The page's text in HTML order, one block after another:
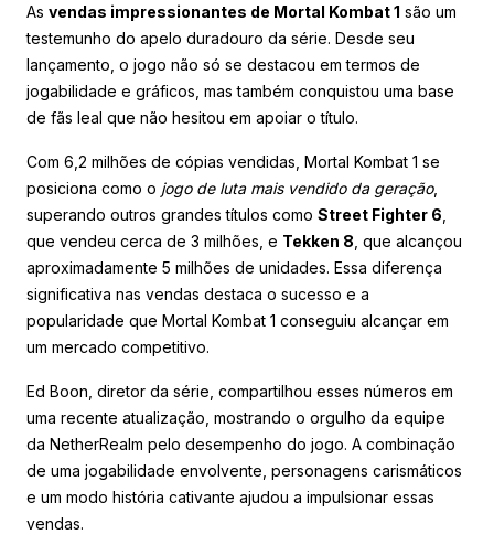
As vendas impressionantes de Mortal Kombat 1 são um
testemunho do apelo duradouro da série. Desde seu
lançamento, o jogo não só se destacou em termos de
jogabilidade e gráficos, mas também conquistou uma base
de fãs leal que não hesitou em apoiar o título.
Com 6,2 milhões de cópias vendidas, Mortal Kombat 1 se
posiciona como o jogo de luta mais vendido da geração,
superando outros grandes títulos como Street Fighter 6
que vendeu cerca de 3 milhões, e Tekken 8 , que alcançou
aproximadamente 5 milhões de unidades. Essa diferença
significativa nas vendas destaca o sucesso e a
popularidade que Mortal Kombat 1 conseguiu alcançar em
um mercado competitivo.
Ed Boon, diretor da série, compartilhou esses números em
uma recente atualização, mostrando o orgulho da equipe
da NetherRealm pelo desempenho do jogo. A combinação
de uma jogabilidade envolvente, personagens carismáticos
e um modo história cativante ajudou a impulsionar essas
vendas.